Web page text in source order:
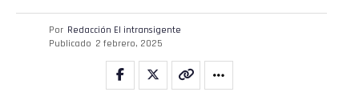
Por Redacción El intransigente
Publicado 2 febrero, 2025